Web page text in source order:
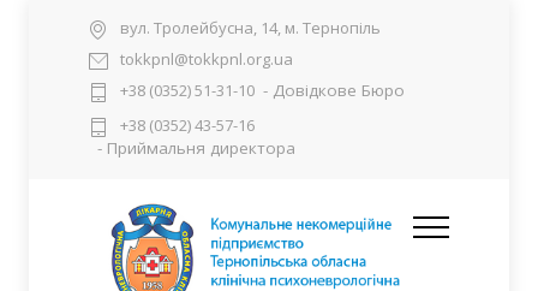
вул. Тролейбусна, 14, м. Тернопіль
tokkpnl@tokkpnl.org.ua
+38 (0352) 51-31-10 - Довідкове Бюро
+38 (0352) 43-57-16
- Приймальня директора